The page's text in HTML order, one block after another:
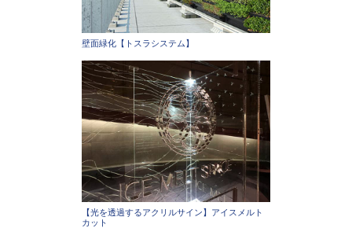
壁面緑化【トスラシステム】
【光を透過するアクリルサイン】アイスメルト
カット